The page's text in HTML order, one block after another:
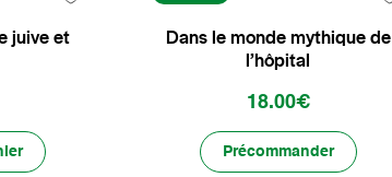
juive et
Dans le monde mythique de
l’hôpital
18.00€
Précommander